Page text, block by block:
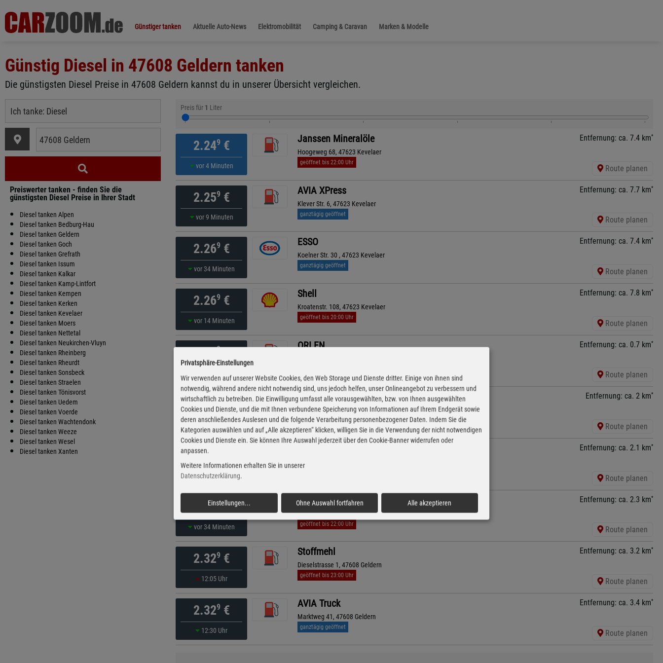
Günstiger tanken Aktuelle Auto-News Elektromobilität Camping & Caravan Marken & Modelle
Günstig Diesel in 47608 Geldern tanken
Die günstigsten Diesel Preise in 47608 Geldern kannst du in unserer Übersicht vergleichen.
Preiswerter tanken - finden Sie die
günstigsten Diesel Preise in Ihrer Stadt
Diesel tanken Alpen
Diesel tanken Bedburg-Hau
Diesel tanken Geldern
Diesel tanken Goch
Diesel tanken Grefrath
Diesel tanken Issum
Diesel tanken Kalkar
Diesel tanken Kamp-Lintfort
Diesel tanken Kempen
Diesel tanken Kerken
Diesel tanken Kevelaer
Diesel tanken Moers
Diesel tanken Nettetal
Diesel tanken Neukirchen-Vluyn
Diesel tanken Rheinberg
Diesel tanken Rheurdt
Diesel tanken Sonsbeck
Diesel tanken Straelen
Diesel tanken Tönisvorst
Diesel tanken Uedem
Diesel tanken Voerde
Diesel tanken Wachtendonk
Diesel tanken Weeze
Diesel tanken Wesel
Diesel tanken Xanten
Preis für 1 Liter
2.249€
vor 4 Minuten
Janssen Mineralöle
Hoogeweg 68, 47623 Kevelaer
geöffnet bis 22:00 Uhr
Entfernung: ca. 7.4 km*
Route planen
2.259€
vor 9 Minuten
AVIA XPress
Klever Str. 6, 47623 Kevelaer
ganztägig geöffnet
Entfernung: ca. 7.7 km*
Route planen
2.269€
vor 34 Minuten
ESSO
Koelner Str. 30 , 47623 Kevelaer
ganztägig geöffnet
Entfernung: ca. 7.4 km*
Route planen
2.269€
vor 14 Minuten
Shell
Kroatenstr. 108, 47623 Kevelaer
geöffnet bis 20:00 Uhr
Entfernung: ca. 7.8 km*
Route planen
2.329€ ORLEN Entfernung: ca. 0.7 km*
Route planen
2.329€
vor 49 Minuten
HEM
Geldertor 1, 47608 Geldern
geöffnet bis 22:00 Uhr
Entfernung: ca. 2 km*
Route planen
2.32
vor 29 Minuten
Entfernung: ca. 2.1 km*
Route planen
2.329€
vor 34 Minuten
STAR
Weseler Straße 34, 47608 Geldern
geöffnet bis 22:00 Uhr
Entfernung: ca. 2.3 km*
Route planen
2.329€
12:05 Uhr
Stoffmehl
Dieselstrasse 1, 47608 Geldern
geöffnet bis 23:00 Uhr
Entfernung: ca. 3.2 km*
Route planen
2.329€
12:30 Uhr
AVIA Truck
Marktweg 41, 47608 Geldern
ganztägig geöffnet
Entfernung: ca. 3.4 km*
Route planen
Privatsphäre-Einstellungen
Wir verwenden auf unserer Website Cookies, den Web Storage und Dienste dritter. Einige von ihnen sind
notwendig, während andere nicht notwendig sind, uns jedoch helfen, unser Onlineangebot zu verbessern und
wirtschaftlich zu betreiben. Die Einwilligung umfasst alle vorausgewählten, bzw. von Ihnen ausgewählten
Cookies und Dienste, und die mit Ihnen verbundene Speicherung von Informationen auf Ihrem Endgerät sowie
deren anschließendes Auslesen und die folgende Verarbeitung personenbezogener Daten. Indem Sie die
Kategorien auswählen und auf „Alle akzeptieren“ klicken, willigen Sie in die Verwendung der nicht notwendigen
Cookies und Dienste ein. Sie können Ihre Auswahl jederzeit über den Cookie-Banner widerrufen oder
anpassen.
Weitere Informationen erhalten Sie in unserer
Datenschutzerklärung.
Einstellungen... Ohne Auswahl fortfahren Alle akzeptieren